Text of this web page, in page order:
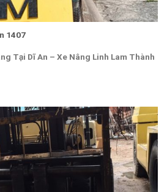
1407
Tại Dĩ An – Xe Nâng Linh Lam Thành